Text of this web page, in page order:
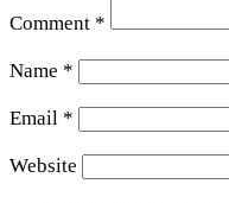
Comment *
Name *
Email *
Website